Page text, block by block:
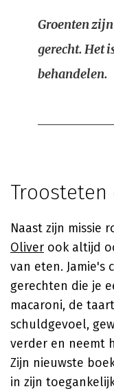
Groenten
gerecht. Het
behandelen.
Naast zijn missie
Oliver ook altijd
van eten. Jamie's
gerechten die je
macaroni, de
schuldgevoel,
verder en neemt
Zijn nieuwste
in zijn